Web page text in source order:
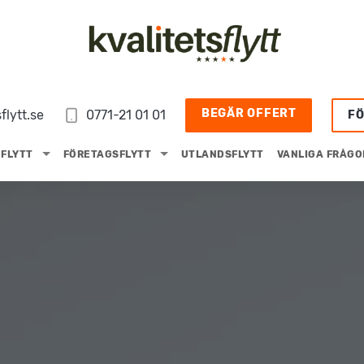
0771-21 01 01 BEGÄR OFFERT
FLYTT FÖRETAGSFLYTT UTLANDSFLYTT VANLIGA